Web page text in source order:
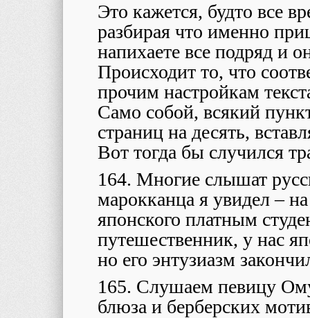
Это кажется, будто все
разбирая что именно
напихаете все подряд и
Происходит то, что
прочим настройкам
Само собой, всякий
страниц на десять,
Вот тогда бы случился
164. Многие слышат
марокканца я увидел –
японского платным
путешественник, у нас
но его энтузиазм
165. Слушаем певицу
блюза и берберских